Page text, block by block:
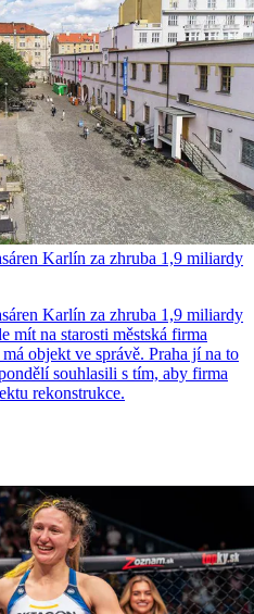
Karlín za zhruba 1,9 miliardy
Karlín za zhruba 1,9 miliardy
mít na starosti městská firma
objekt ve správě. Praha jí na to
souhlasili s tím, aby firma
rekonstrukce.